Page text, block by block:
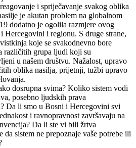
i spriječavanje svakog oblika
je akutan problem na globalnom
dodatno je ogolila razmjere ovog
Hercegovini i regionu. S druge strane,
koje se svakodnevno bore
različitih grupa ljudi koji su
u našem društvu. Nažalost, upravo
oblika nasilja, prijetnji, tužbi upravo
dosrupna svima? Koliko sistem vodi
posebno ljudskih prava
Da li smo u Bosni i Hercegovini svi
i ravnopravnost završavaju na
Da li ste vi bili žrtva
sistem ne prepoznaje vaše potrebe ili